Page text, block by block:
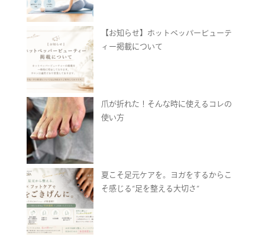
【お知らせ】ホットペッパービューテ
ィー掲載について
爪が折れた！そんな時に使えるコレの
使い方
夏こそ足元ケアを。ヨガをするからこ
そ感じる“足を整える大切さ”